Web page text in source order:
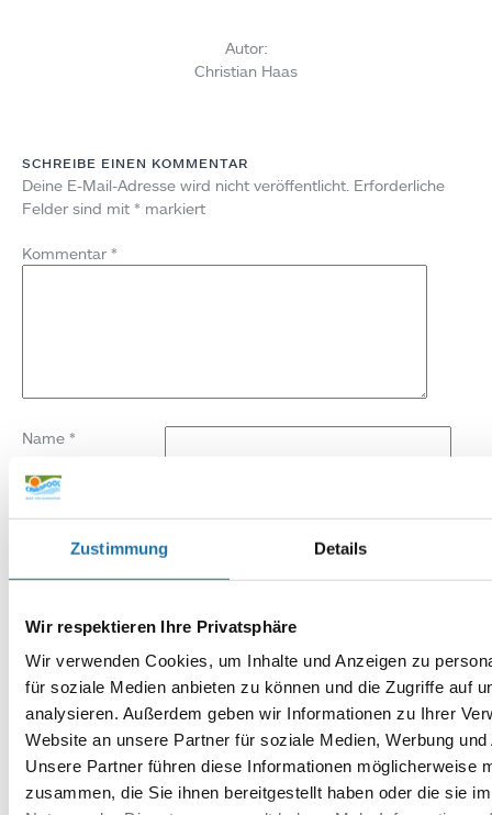
Zustimmung Details
Wir respektieren Ihre Privatsphäre
Wir verwenden Cookies, um Inhalte und Anzeigen zu
für soziale Medien anbieten zu können und die Zugriffe auf
analysieren. Außerdem geben wir Informationen zu Ihrer
Website an unsere Partner für soziale Medien, Werbung
Unsere Partner führen diese Informationen möglicherweise
zusammen, die Sie ihnen bereitgestellt haben oder die sie
Autor:
Christian Haas
SCHREIBE EINEN KOMMENTAR
Deine E-Mail-Adresse wird nicht veröffentlicht. Erforderliche
Felder sind mit * markiert
Kommentar *
Name *
E-Mail-Adresse
Website